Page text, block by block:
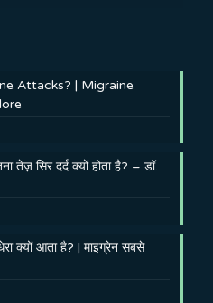
Attacks? | Migraine
तेज़ सिर दर्द क्यों होता है? – डॉ.
क्यों आता है? | माइग्रेन सबसे